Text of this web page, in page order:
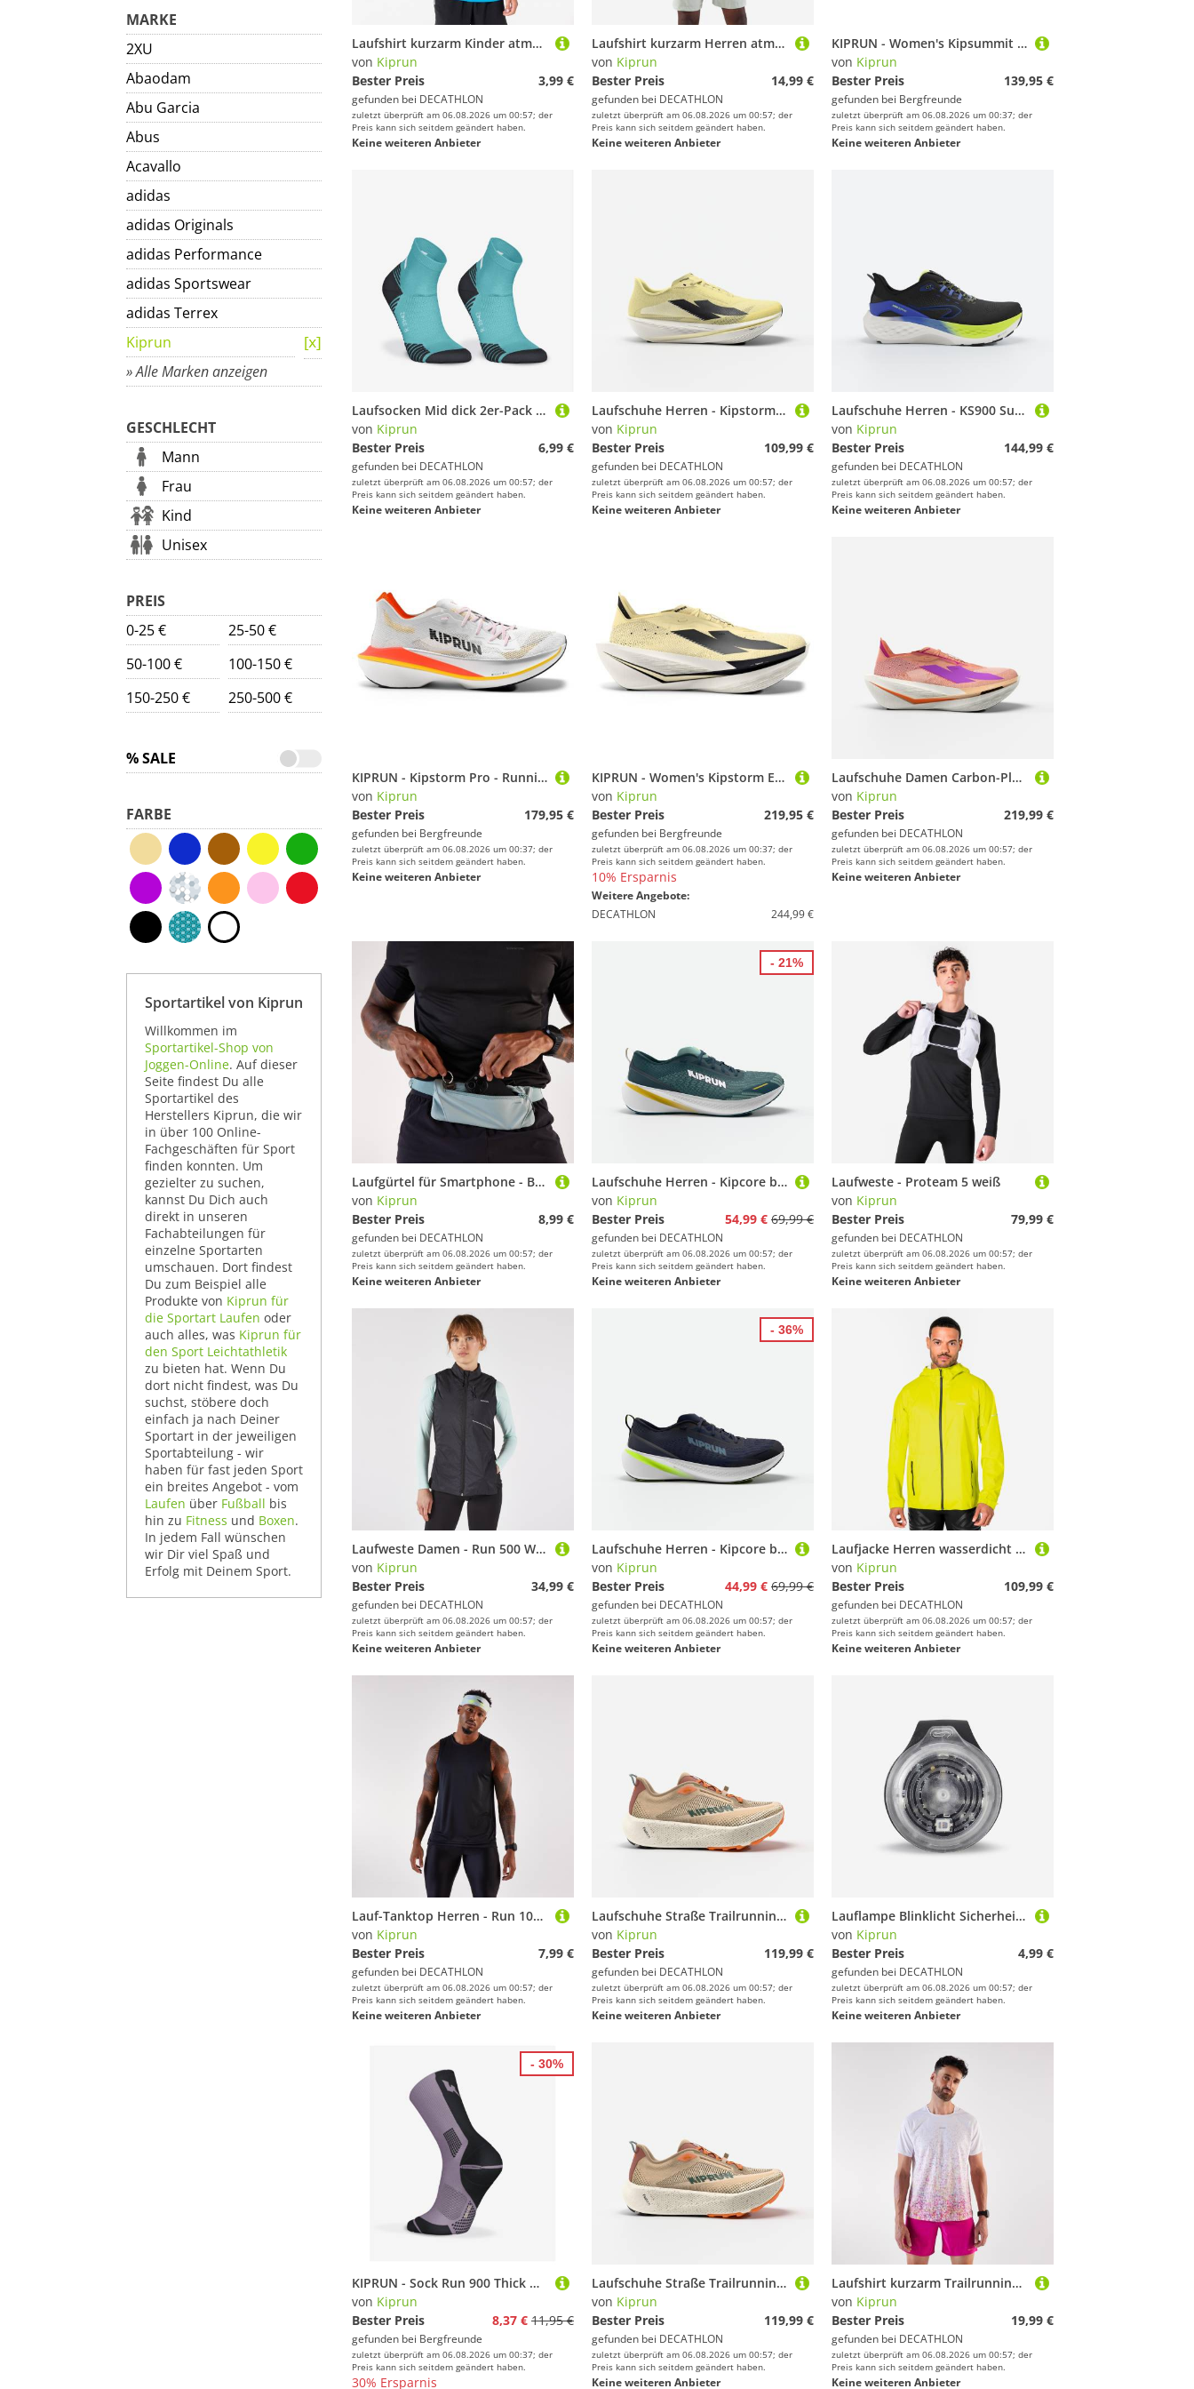
MARKE
2XU
Abaodam
Abu Garcia
Abus
Acavallo
adidas
adidas Originals
adidas Performance
adidas Sportswear
adidas Terrex
Kiprun
» Alle Marken anzeigen
GESCHLECHT
Mann
Frau
Kind
Unisex
PREIS
0-25 €
25-50 €
50-100 €
100-150 €
150-250 €
250-500 €
% SALE
FARBE
Sportartikel von Kiprun
Willkommen im
Sportartikel-Shop von
Joggen-Online. Auf dieser
Seite findest Du alle
Sportartikel des
Herstellers Kiprun, die wir
in über 100 Online-
Fachgeschäften für Sport
finden konnten. Um
gezielter zu suchen,
kannst Du Dich auch
direkt in unseren
Fachabteilungen für
einzelne Sportarten
umschauen. Dort findest
Du zum Beispiel alle
Produkte von Kiprun für
die Sportart Laufen oder
auch alles, was Kiprun für
den Sport Leichtathletik
zu bieten hat. Wenn Du
dort nicht findest, was Du
suchst, stöbere doch
einfach ja nach Deiner
Sportart in der jeweiligen
Sportabteilung - wir
haben für fast jeden Sport
ein breites Angebot - vom
Laufen über Fußball bis
hin zu Fitness und Boxen.
In jedem Fall wünschen
wir Dir viel Spaß und
Erfolg mit Deinem Sport.
Laufshirt kurzarm Kinder atmungsaktiv - Dry+ 500 blau
von Kiprun
Bester Preis
3,99 €
gefunden bei DECATHLON
zuletzt überprüft am 06.08.2026 um 00:57; der
Preis kann sich seitdem geändert haben.
Keine weiteren Anbieter
Laufshirt kurzarm Herren atmungsaktiv - Run 500 Dry schwarz
von Kiprun
Bester Preis
14,99 €
gefunden bei DECATHLON
zuletzt überprüft am 06.08.2026 um 00:57; der
Preis kann sich seitdem geändert haben.
Keine weiteren Anbieter
KIPRUN - Women's Kipsummit Max - Trailrunningschuhe Gr 39,5 blau
von Kiprun
Bester Preis
139,95 €
gefunden bei Bergfreunde
zuletzt überprüft am 06.08.2026 um 00:37; der
Preis kann sich seitdem geändert haben.
Keine weiteren Anbieter
Laufsocken Mid dick 2er-Pack - Run 500 türkis
von Kiprun
Bester Preis
6,99 €
gefunden bei DECATHLON
zuletzt überprüft am 06.08.2026 um 00:57; der
Preis kann sich seitdem geändert haben.
Keine weiteren Anbieter
Laufschuhe Herren - Kipstorm Interval gelb
von Kiprun
Bester Preis
109,99 €
gefunden bei DECATHLON
zuletzt überprüft am 06.08.2026 um 00:57; der
Preis kann sich seitdem geändert haben.
Keine weiteren Anbieter
Laufschuhe Herren - KS900 Support schwarz/blau
von Kiprun
Bester Preis
144,99 €
gefunden bei DECATHLON
zuletzt überprüft am 06.08.2026 um 00:57; der
Preis kann sich seitdem geändert haben.
Keine weiteren Anbieter
KIPRUN - Kipstorm Pro - Runningschuhe Gr 46 weiß/rot
von Kiprun
Bester Preis
179,95 €
gefunden bei Bergfreunde
zuletzt überprüft am 06.08.2026 um 00:37; der
Preis kann sich seitdem geändert haben.
Keine weiteren Anbieter
KIPRUN - Women's Kipstorm Elite - Runningschuhe Gr 37 gelb
von Kiprun
Bester Preis
219,95 €
gefunden bei Bergfreunde
zuletzt überprüft am 06.08.2026 um 00:37; der
Preis kann sich seitdem geändert haben.
10% Ersparnis
Weitere Angebote:
DECATHLON
244,99 €
Laufschuhe Damen Carbon-Platte - Kipstorm Elite orange
von Kiprun
Bester Preis
219,99 €
gefunden bei DECATHLON
zuletzt überprüft am 06.08.2026 um 00:57; der
Preis kann sich seitdem geändert haben.
Keine weiteren Anbieter
Laufgürtel für Smartphone - Basic 2 grün
von Kiprun
Bester Preis
8,99 €
gefunden bei DECATHLON
zuletzt überprüft am 06.08.2026 um 00:57; der
Preis kann sich seitdem geändert haben.
Keine weiteren Anbieter
Laufschuhe Herren - Kipcore blaugrün
von Kiprun
Bester Preis
54,99 € 69,99 €
gefunden bei DECATHLON
zuletzt überprüft am 06.08.2026 um 00:57; der
Preis kann sich seitdem geändert haben.
Keine weiteren Anbieter
- 21%
Laufweste - Proteam 5 weiß
von Kiprun
Bester Preis
79,99 €
gefunden bei DECATHLON
zuletzt überprüft am 06.08.2026 um 00:57; der
Preis kann sich seitdem geändert haben.
Keine weiteren Anbieter
Laufweste Damen - Run 500 Warm schwarz
von Kiprun
Bester Preis
34,99 €
gefunden bei DECATHLON
zuletzt überprüft am 06.08.2026 um 00:57; der
Preis kann sich seitdem geändert haben.
Keine weiteren Anbieter
Laufschuhe Herren - Kipcore blau/weiß
von Kiprun
Bester Preis
44,99 € 69,99 €
gefunden bei DECATHLON
zuletzt überprüft am 06.08.2026 um 00:57; der
Preis kann sich seitdem geändert haben.
Keine weiteren Anbieter
- 36%
Laufjacke Herren wasserdicht atmungsaktiv - KIPRUN Run 900 grün
von Kiprun
Bester Preis
109,99 €
gefunden bei DECATHLON
zuletzt überprüft am 06.08.2026 um 00:57; der
Preis kann sich seitdem geändert haben.
Keine weiteren Anbieter
Lauf-Tanktop Herren - Run 100 schwarz
von Kiprun
Bester Preis
7,99 €
gefunden bei DECATHLON
zuletzt überprüft am 06.08.2026 um 00:57; der
Preis kann sich seitdem geändert haben.
Keine weiteren Anbieter
Laufschuhe Straße Trailrunning Herren - Kipride Gravel beige/orange
von Kiprun
Bester Preis
119,99 €
gefunden bei DECATHLON
zuletzt überprüft am 06.08.2026 um 00:57; der
Preis kann sich seitdem geändert haben.
Keine weiteren Anbieter
Lauflampe Blinklicht Sicherheit regenfest
von Kiprun
Bester Preis
4,99 €
gefunden bei DECATHLON
zuletzt überprüft am 06.08.2026 um 00:57; der
Preis kann sich seitdem geändert haben.
Keine weiteren Anbieter
KIPRUN - Sock Run 900 Thick UC - Laufsocken Gr 43-46 weiß
von Kiprun
Bester Preis
8,37 € 11,95 €
gefunden bei Bergfreunde
zuletzt überprüft am 06.08.2026 um 00:37; der
Preis kann sich seitdem geändert haben.
30% Ersparnis
- 30%
Laufschuhe Straße Trailrunning Herren - Kipride Gravel beige/orange
von Kiprun
Bester Preis
119,99 €
gefunden bei DECATHLON
zuletzt überprüft am 06.08.2026 um 00:57; der
Preis kann sich seitdem geändert haben.
Keine weiteren Anbieter
Laufshirt kurzarm Trailrunning Herren - Run 500 rosa/weiß
von Kiprun
Bester Preis
19,99 €
gefunden bei DECATHLON
zuletzt überprüft am 06.08.2026 um 00:57; der
Preis kann sich seitdem geändert haben.
Keine weiteren Anbieter